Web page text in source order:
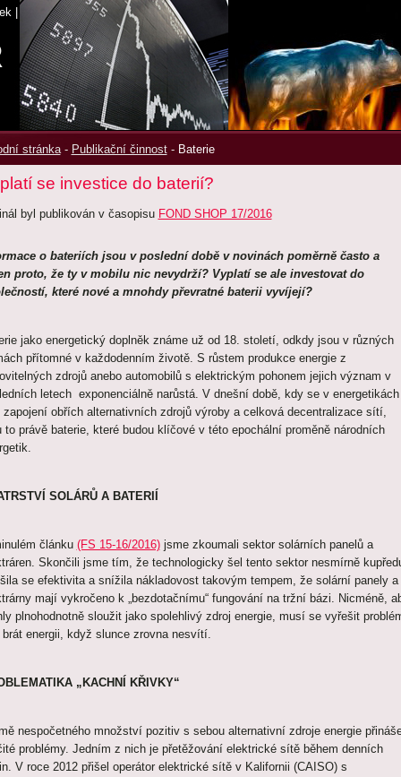
stránka - Publikační činnost - Baterie
se investice do baterií?
byl publikován v časopisu FOND SHOP 17/2016
o bateriích jsou v poslední době v novinách poměrně často a
proto, že ty v mobilu nic nevydrží? Vyplatí se ale investovat do
které nové a mnohdy převratné baterii vyvíjejí?
jako energetický doplněk známe už od 18. století, odkdy jsou v různých
přítomné v každodenním životě. S růstem produkce energie z
zdrojů anebo automobilů s elektrickým pohonem jejich význam v
letech exponenciálně narůstá. V dnešní době, kdy se v energetikách
zapojení obřích alternativních zdrojů výroby a celková decentralizace sítí,
to právě baterie, které budou klíčové v této epochální proměně národních
SOLÁRŮ A BATERIÍ
článku (FS 15-16/2016)jsme zkoumali sektor solárních panelů a
Skončili jsme tím, že technologicky šel tento sektor nesmírně
se efektivita a snížila nákladovost takovým tempem, že solární panely a
mají vykročeno k „bezdotačnímu“ fungování na tržní bázi. Nicméně,
plnohodnotně sloužit jako spolehlivý zdroj energie, musí se vyřešit
brát energii, když slunce zrovna nesvítí.
„KACHNÍ KŘIVKY“
nespočetného množství pozitiv s sebou alternativní zdroje energie
problémy. Jedním z nich je přetěžování elektrické sítě během denních
V roce 2012 přišel operátor elektrické sítě v Kalifornii (CAISO) s